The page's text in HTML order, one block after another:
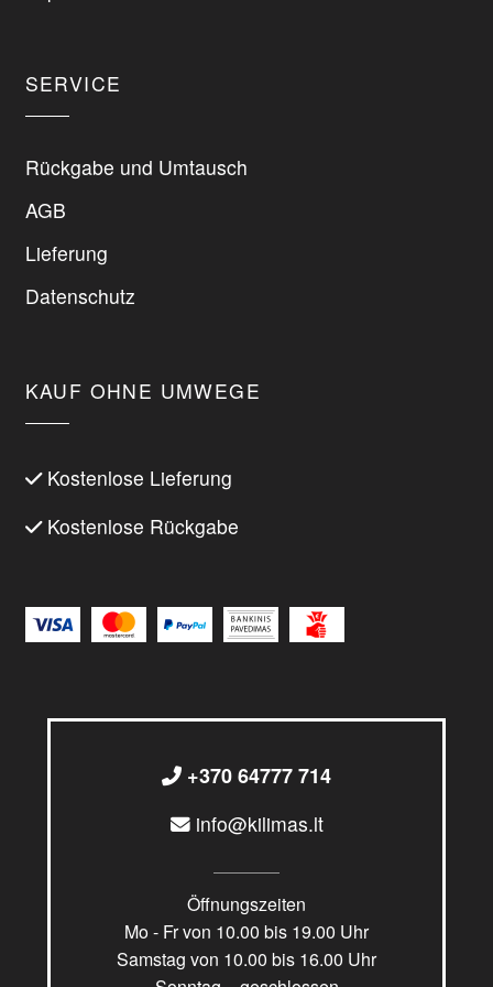
SERVICE
Rückgabe und Umtausch
AGB
Lieferung
Datenschutz
KAUF OHNE UMWEGE
Kostenlose Lieferung
Kostenlose Rückgabe
+370 64777 714
info@kilimas.lt
Öffnungszeiten
Mo - Fr von 10.00 bis 19.00 Uhr
Samstag von 10.00 bis 16.00 Uhr